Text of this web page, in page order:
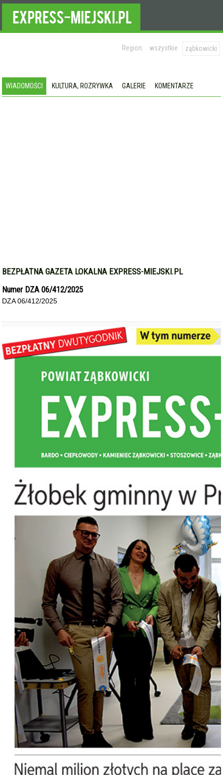
Region: wszystkie ząbkowicki
WIADOMOŚCI KULTURA, ROZRYWKA GALERIE KOMENTARZE
BEZPŁATNA GAZETA LOKALNA EXPRESS-MIEJSKI.PL
Numer DZA 06/412/2025
DZA 06/412/2025